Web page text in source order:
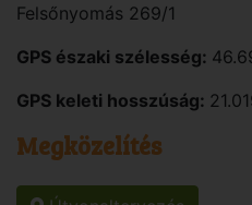
Felsőnyomás 269/1
GPS északi szélesség:
GPS keleti hosszúság:
Megközelítés